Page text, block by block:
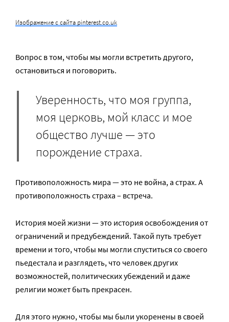
Изображение с сайта pinterest.co.uk
Вопрос в том, чтобы мы могли встретить другого,
остановиться и поговорить.
Уверенность, что моя группа,
моя церковь, мой класс и мое
общество лучше — это
порождение страха.
Противоположность мира — это не война, а страх. А
противоположность страха – встреча.
История моей жизни — это история освобождения от
ограничений и предубеждений. Такой путь требует
времени и того, чтобы мы могли спуститься со своего
пьедестала и разглядеть, что человек других
возможностей, политических убеждений и даже
религии может быть прекрасен.
Для этого нужно, чтобы мы были укоренены в своей